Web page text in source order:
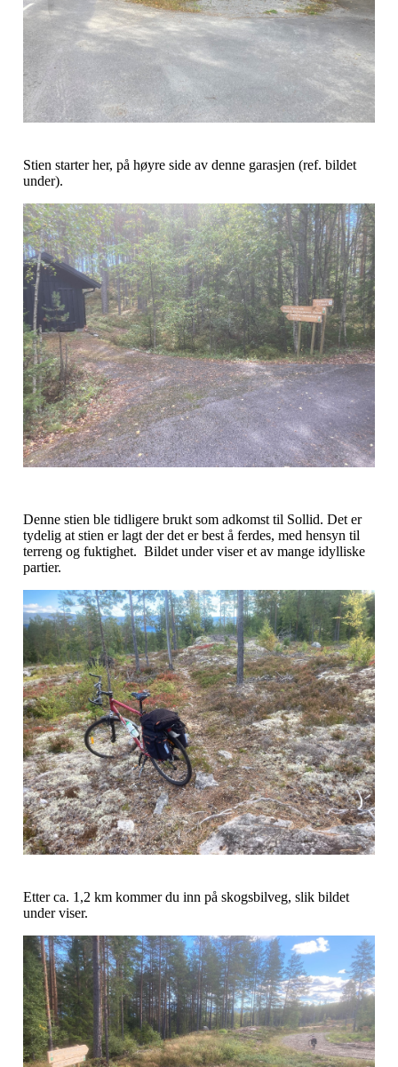
Stien starter her, på høyre side av denne garasjen (ref. bildet
under).
Denne stien ble tidligere brukt som adkomst til Sollid. Det er
tydelig at stien er lagt der det er best å ferdes, med hensyn til
terreng og fuktighet. Bildet under viser et av mange idylliske
partier.
Etter ca. 1,2 km kommer du inn på skogsbilveg, slik bildet
under viser.